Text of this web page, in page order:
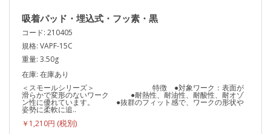
吸着パッド・埋込式・フッ素・黒
コード: 210405
規格: VAPF-15C
重量: 3.50g
在庫: 在庫あり
＜スモールシリーズ＞ 特徴 ●対象ワーク：表面が
滑らかで変形のないワーク ●耐熱性、耐油性、耐酸性、耐オゾ
ン性に優れています。 ●抜群のフィット感で、ワークの形状や
姿勢に柔軟に追..
￥1,210円